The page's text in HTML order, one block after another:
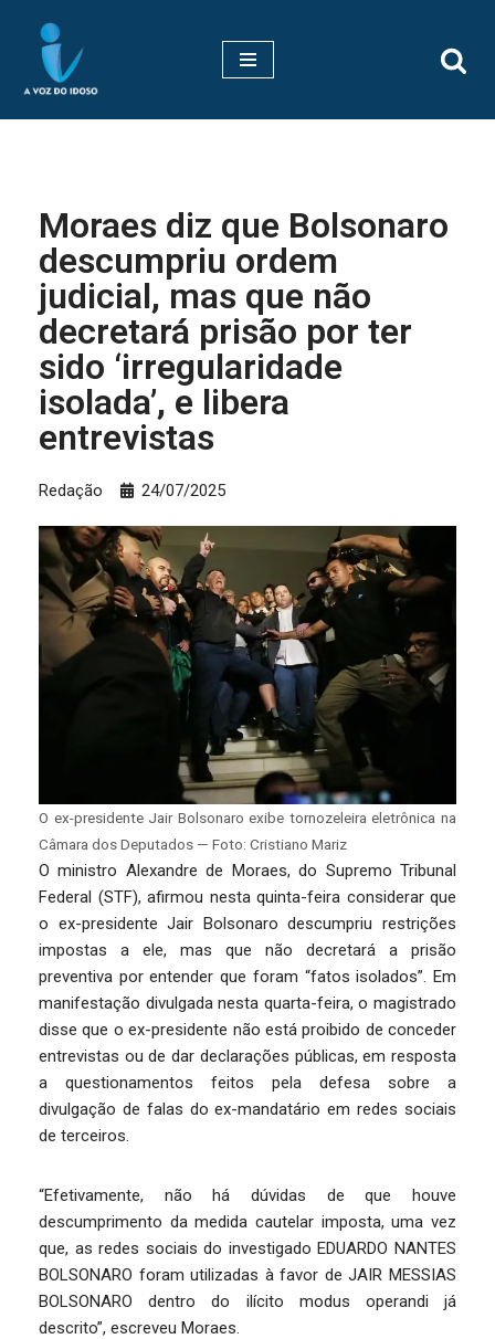
Pular
para
Moraes diz que Bolsonaro
descumpriu ordem
judicial, mas que não
decretará prisão por ter
sido ‘irregularidade
isolada’, e libera
entrevistas
Redação 24/07/2025
O ex-presidente Jair Bolsonaro exibe tornozeleira eletrônica na
Câmara dos Deputados — Foto: Cristiano Mariz
O ministro Alexandre de Moraes, do Supremo Tribunal
Federal (STF), afirmou nesta quinta-feira considerar que
o ex-presidente Jair Bolsonaro descumpriu restrições
impostas a ele, mas que não decretará a prisão
preventiva por entender que foram “fatos isolados”. Em
manifestação divulgada nesta quarta-feira, o magistrado
disse que o ex-presidente não está proibido de conceder
entrevistas ou de dar declarações públicas, em resposta
a questionamentos feitos pela defesa sobre a
divulgação de falas do ex-mandatário em redes sociais
de terceiros.
“Efetivamente, não há dúvidas de que houve
descumprimento da medida cautelar imposta, uma vez
que, as redes sociais do investigado EDUARDO NANTES
BOLSONARO foram utilizadas à favor de JAIR MESSIAS
BOLSONARO dentro do ilícito modus operandi já
descrito”, escreveu Moraes.